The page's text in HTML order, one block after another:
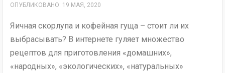
ОПУБЛИКОВАНО: 19 МАЯ, 2020
Яичная скорлупа и кофейная гуща – стоит ли их
выбрасывать? В интернете гуляет множество
рецептов для приготовления «домашних»,
«народных», «экологических», «натуральных»